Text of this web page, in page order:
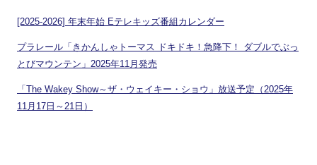
[2025-2026] 年末年始 Eテレキッズ番組カレンダー
プラレール「きかんしゃトーマス ドキドキ！急降下！ ダブルでぶっ
とびマウンテン」2025年11月発売
「The Wakey Show～ザ・ウェイキー・ショウ」放送予定（2025年
11月17日～21日）